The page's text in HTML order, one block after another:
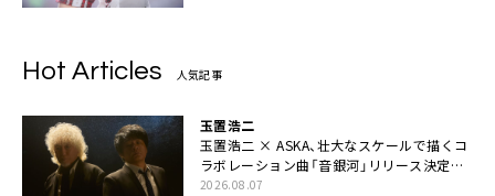
Hot Articles 人気記事
玉置浩二
玉置浩二 × ASKA、壮大なスケールで描くコ
ラボレーション曲「音銀河」リリース決定。
カップリングには新曲「命の宿り」収録も
2026.08.07